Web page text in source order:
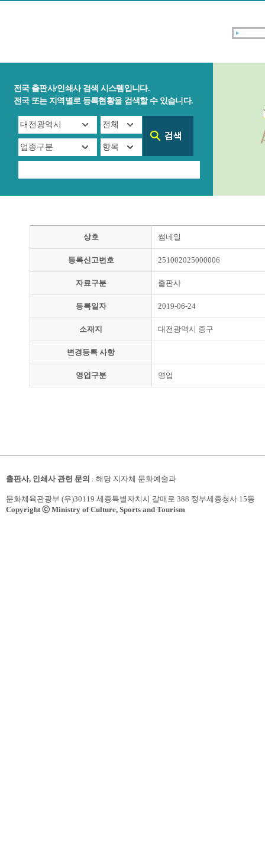
전국 출판사/인쇄사 검색 시스템입니다.
전국 또는 지역별로 등록현황을 검색할 수 있습니다.
상호 썸네일
등록신고번호 251002025000006
자료구분 출판사
등록일자 2019-06-24
소재지 대전광역시 중구
변경등록 사항
영업구분 영업
출판사, 인쇄사 관련 문의 : 해당 지자체 문화예술과
문화체육관광부 (우)30119 세종특별자치시 갈매로 388 정부세종청사 15동
Copyright ⓒ Ministry of Culture, Sports and Tourism